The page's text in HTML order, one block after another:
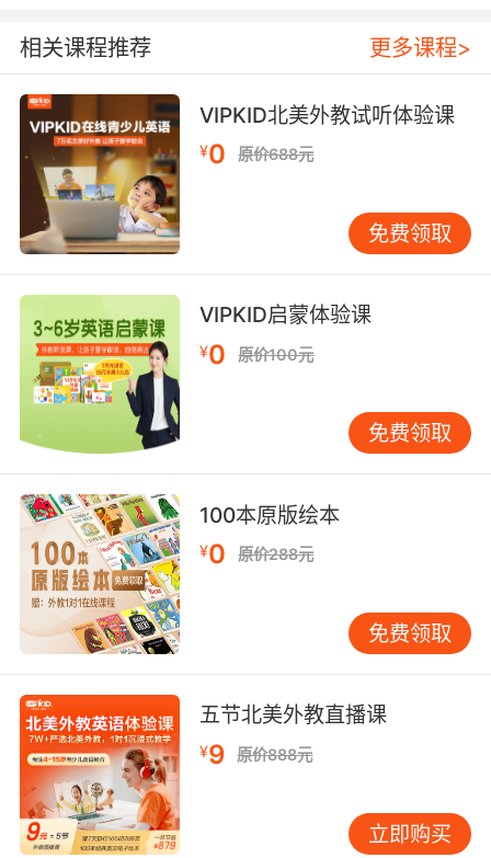
注的是，其正在测试的VR沉浸式课堂已进入内测
阶段，或将成为行业新标杆。 三、课程体系：标
准化与本土化的平衡之道 基于CCSS标准打造的
分级课程体系是VIPKID的核心竞争力，L0-L8九
大等级覆盖4-15岁全学段。引进Reach、
Wonders等原版教材的同时，增设中国传统文化
模块，实现跨文化双向输出。哈佛教育学院2021
年研究指出，其课程设计符合二语习得的输入假
说理论。但实践层面存在矛盾：35%的家长反映
高阶课程与中高考应试衔接不足，而过度本土化
可能削弱语言沉浸效果。教师培训体系虽覆盖
800小时岗前培训，但新手外教对中式教学场景
的适应期仍长达3个月。 四、政策导向：监管框
架下的转型突围 “双减”政策实施后，VIPKID迅速
调整业务结构，砍掉学前儿童课程，聚焦K12阶
段素质教育定位。2023年获得民办学校办学许可
证，成为首批合规化改造的在线教育企业。但其
“境外外教+境内学员”模式仍面临外汇管制风险，
单课时收费上限虽符合规定，但年均2万元学费仍
属高端消费。政策利好在于，多地将英语口语纳
入中考考查范围，上海2022年中考英语听说考试
采用VIPKID口语评测系统，彰显B端合作潜力。
五、国际化战略：全球市场布局的机遇与挑战 自
2019年启动国际化战略以来，VIPKID已进入新加
坡、韩国、阿联酋等12个国家。在新加坡市场，
通过与教育部合作开发TEdTech课程包，实现
70%公立学校覆盖率。但文化适配难题凸显：日
本家长投诉率高达23%，主要源于美式课堂自由
度与东亚教育传统的冲突。技术输出方面，为埃
相关课程推荐 更多课程>
VIPKID北美外教试听体验课
¥0 原价688元
免费领取
VIPKID启蒙体验课
¥0 原价100元
免费领取
100本原版绘本
¥0 原价288元
免费领取
五节北美外教直播课
¥9 原价888元
立即购买